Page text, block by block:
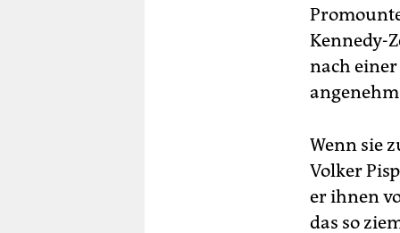
Kennedy-
nach
Wenn sie
Volker
er ihnen
das so